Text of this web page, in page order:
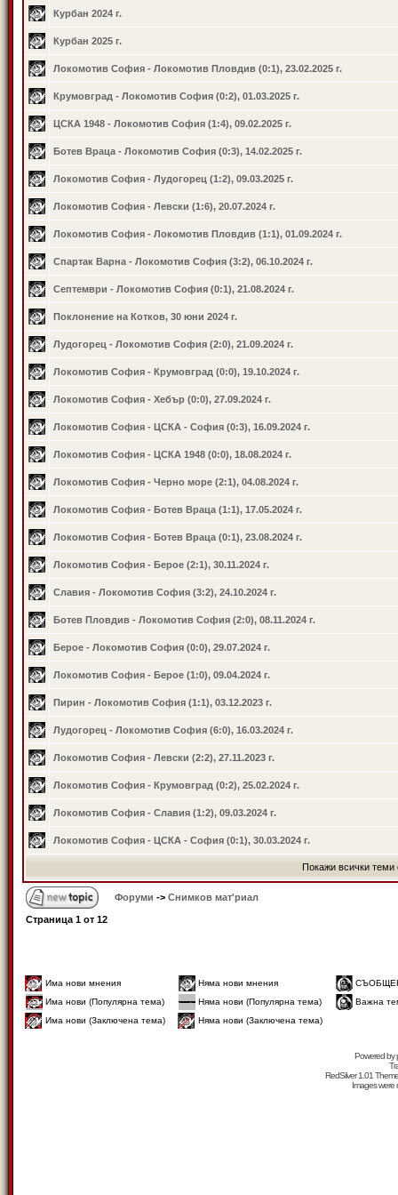
Курбан 2024 г.
Курбан 2025 г.
Локомотив София - Локомотив Пловдив (0:1), 23.02.2025 г.
Крумовград - Локомотив София (0:2), 01.03.2025 г.
ЦСКА 1948 - Локомотив София (1:4), 09.02.2025 г.
Ботев Враца - Локомотив София (0:3), 14.02.2025 г.
Локомотив София - Лудогорец (1:2), 09.03.2025 г.
Локомотив София - Левски (1:6), 20.07.2024 г.
Локомотив София - Локомотив Пловдив (1:1), 01.09.2024 г.
Спартак Варна - Локомотив София (3:2), 06.10.2024 г.
Септември - Локомотив София (0:1), 21.08.2024 г.
Поклонение на Котков, 30 юни 2024 г.
Лудогорец - Локомотив София (2:0), 21.09.2024 г.
Локомотив София - Крумовград (0:0), 19.10.2024 г.
Локомотив София - Хебър (0:0), 27.09.2024 г.
Локомотив София - ЦСКА - София (0:3), 16.09.2024 г.
Локомотив София - ЦСКА 1948 (0:0), 18.08.2024 г.
Локомотив София - Черно море (2:1), 04.08.2024 г.
Локомотив София - Ботев Враца (1:1), 17.05.2024 г.
Локомотив София - Ботев Враца (0:1), 23.08.2024 г.
Локомотив София - Берое (2:1), 30.11.2024 г.
Славия - Локомотив София (3:2), 24.10.2024 г.
Ботев Пловдив - Локомотив София (2:0), 08.11.2024 г.
Берое - Локомотив София (0:0), 29.07.2024 г.
Локомотив София - Берое (1:0), 09.04.2024 г.
Пирин - Локомотив София (1:1), 03.12.2023 г.
Лудогорец - Локомотив София (6:0), 16.03.2024 г.
Локомотив София - Левски (2:2), 27.11.2023 г.
Локомотив София - Крумовград (0:2), 25.02.2024 г.
Локомотив София - Славия (1:2), 09.03.2024 г.
Локомотив София - ЦСКА - София (0:1), 30.03.2024 г.
Покажи всички теми
Форуми -> Снимков мат'риал
Страница 1 от 12
Има нови мнения Няма нови мнения
Има нови (Популярна тема)
Няма нови (Популярна тема)
Важна
Има нови (Заключена тема)
Няма нови (Заключена тема)
Powered by
RedSilver 1.01
Images were